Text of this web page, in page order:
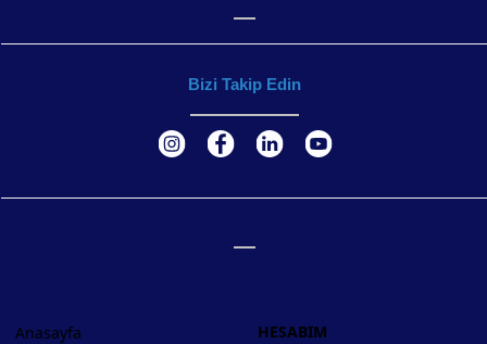
Bizi Takip Edin
Anasayfa
HESABIM